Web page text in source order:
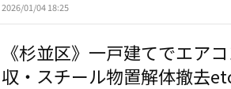
2026/01/04 18:25
《杉並区》一戸建てでエア
収・スチール物置解体撤去